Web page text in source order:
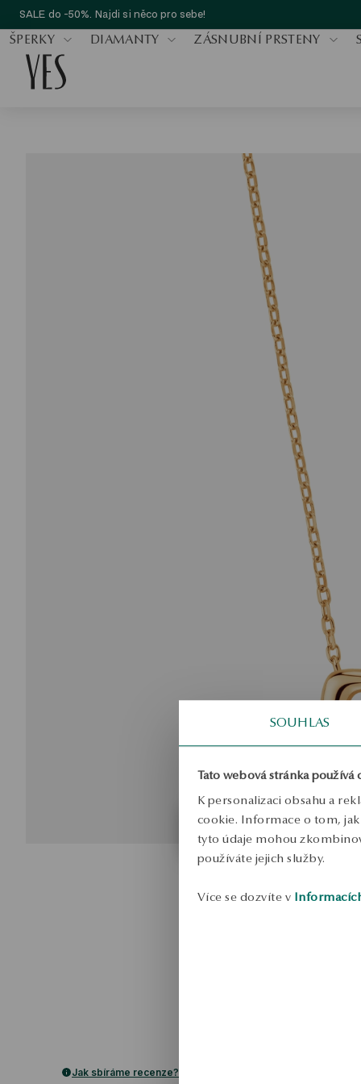
SOUHLAS
Tato webová stránka používá
K personalizaci obsahu a
cookie. Informace o tom,
tyto údaje mohou
používáte jejich služby.
Více se dozvíte v
SALE do -50%. Najdi si něco pro sebe!
ŠPERKY DIAMANTY ZÁSNUBNÍ PRSTENY
Jak sbíráme recenze?